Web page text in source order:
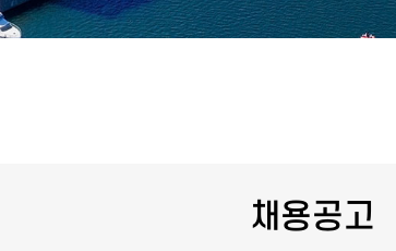
채용공고